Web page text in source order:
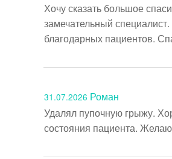
Хочу сказать большое
замечательный
благодарных пациентов.
31.07.2026 Роман
Удалял пупочную грыжу.
состояния пациента.